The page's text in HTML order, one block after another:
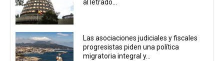
al letrado...
Las asociaciones judiciales y fiscales
progresistas piden una política
migratoria integral y...